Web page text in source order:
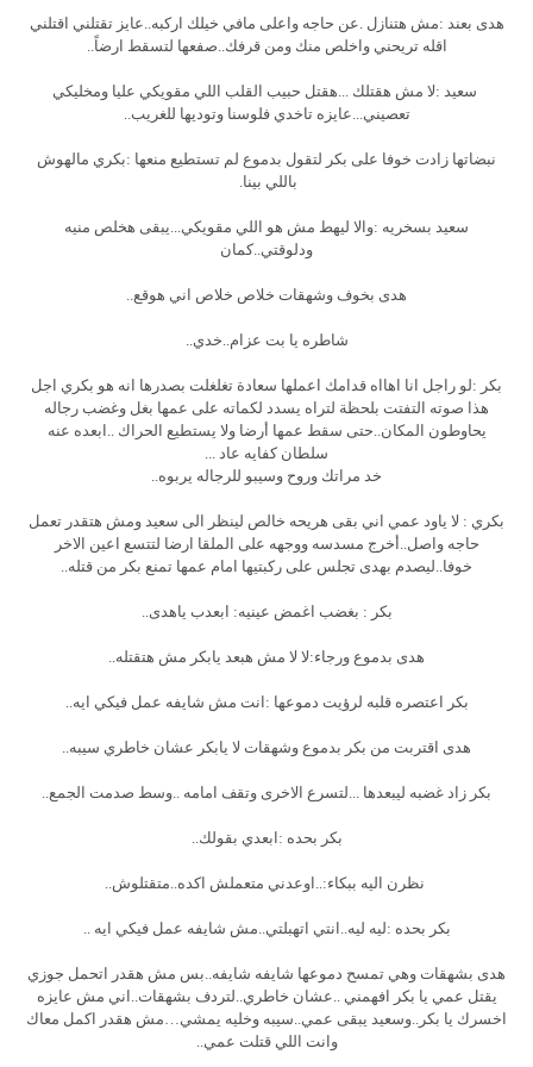
هدى بعند :مش هتنازل .عن حاجه واعلى مافي خيلك اركبه..عايز تقتلني اقتلني
اقله تريحني واخلص منك ومن قرفك..صفعها لتسقط ارضاً..
سعيد :لا مش هقتلك ...هقتل حبيب القلب اللي مقويكي عليا ومخليكي
تعصيني...عايزه تاخدي فلوسنا وتوديها للغريب..
نبضاتها زادت خوفا على بكر لتقول بدموع لم تستطيع منعها :بكري مالهوش
باللي بينا.
سعيد بسخريه :والا ليهط مش هو اللي مقويكي...يبقى هخلص منيه
ودلوقتي..كمان
هدى بخوف وشهقات خلاص خلاص اني هوقع..
شاطره يا بت عزام..خدي..
بكر :لو راجل انا اهااه قدامك اعملها سعادة تغلغلت بصدرها انه هو بكري اجل
هذا صوته التفتت بلحظة لتراه يسدد لكماته على عمها بغل وغضب رجاله
يحاوطون المكان..حتى سقط عمها أرضا ولا يستطيع الحراك ..ابعده عنه
سلطان كفايه عاد ...
خد مراتك وروح وسيبو للرجاله يربوه..
بكري : لا ياود عمي اني بقى هريحه خالص لينظر الى سعيد ومش هتقدر تعمل
حاجه واصل..أخرج مسدسه ووجهه على الملقا ارضا لتتسع اعين الاخر
خوفا..ليصدم بهدى تجلس على ركبتيها امام عمها تمنع بكر من قتله..
بكر : بغضب اغمض عينيه: ابعدب ياهدى..
هدى بدموع ورجاء:لا لا مش هبعد يابكر مش هتقتله..
بكر اعتصره قلبه لرؤيت دموعها :انت مش شايفه عمل فيكي ايه..
هدى اقتربت من بكر بدموع وشهقات لا يابكر عشان خاطري سيبه..
بكر زاد غضبه ليبعدها ...لتسرع الاخرى وتقف امامه ..وسط صدمت الجمع..
بكر بحده :ابعدي بقولك..
نظرن اليه ببكاء:..اوعدني متعملش اكده..متقتلوش..
بكر بحده :ليه ليه..انتي اتهبلتي..مش شايفه عمل فيكي ايه ..
هدى بشهقات وهي تمسح دموعها شايفه شايفه..بس مش هقدر اتحمل جوزي
يقتل عمي يا بكر افهمني ..عشان خاطري..لتردف بشهقات..اني مش عايزه
اخسرك يا بكر..وسعيد يبقى عمي..سيبه وخليه يمشي…مش هقدر اكمل معاك
وانت اللي قتلت عمي..